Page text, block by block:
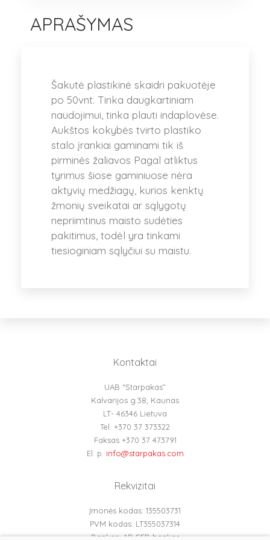
APRAŠYMAS
Šakutė plastikinė skaidri pakuotėje
po 50vnt. Tinka daugkartiniam
naudojimui, tinka plauti indaplovėse.
Aukštos kokybės tvirto plastiko
stalo įrankiai gaminami tik iš
pirminės žaliavos Pagal atliktus
tyrimus šiose gaminiuose nėra
aktyvių medžiagų, kurios kenktų
žmonių sveikatai ar sąlygotų
nepriimtinus maisto sudėties
pakitimus, todėl yra tinkami
tiesioginiam sąlyčiui su maistu.
Kontaktai
UAB “Starpakas”
Kalvarijos g.38, Kaunas
LT- 46346 Lietuva
Tel. +370 37 373322
Faksas +370 37 473791
El. p. info@starpakas.com
Rekvizitai
Įmonės kodas: 135503731
PVM kodas: LT355037314
Bankas: AB SEB bankas